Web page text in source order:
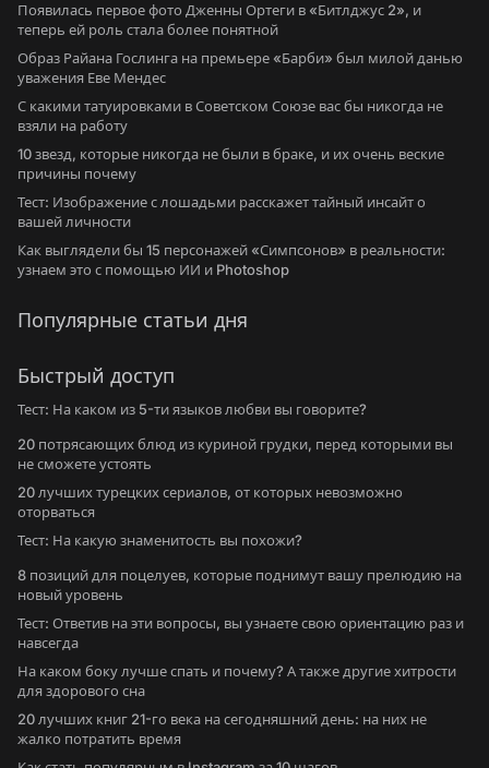
Появилась первое фото Дженны Ортеги в «Битлджус 2», и
теперь ей роль стала более понятной
Образ Райана Гослинга на премьере «Барби» был милой данью
уважения Еве Мендес
С какими татуировками в Советском Союзе вас бы никогда не
взяли на работу
10 звезд, которые никогда не были в браке, и их очень веские
причины почему
Тест: Изображение с лошадьми расскажет тайный инсайт о
вашей личности
Как выглядели бы 15 персонажей «Симпсонов» в реальности:
узнаем это с помощью ИИ и Photoshop
Популярные статьи дня
Быстрый доступ
Тест: На каком из 5-ти языков любви вы говорите?
20 потрясающих блюд из куриной грудки, перед которыми вы
не сможете устоять
20 лучших турецких сериалов, от которых невозможно
оторваться
Тест: На какую знаменитость вы похожи?
8 позиций для поцелуев, которые поднимут вашу прелюдию на
новый уровень
Тест: Ответив на эти вопросы, вы узнаете свою ориентацию раз и
навсегда
На каком боку лучше спать и почему? А также другие хитрости
для здорового сна
20 лучших книг 21-го века на сегодняшний день: на них не
жалко потратить время